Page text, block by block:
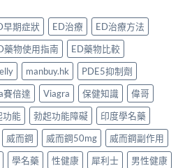
早期症狀 ED治療
ED治療方法
藥物使用指南
ED藥物比較
manbuy.hk
PDE5抑制劑
賽倍達 Viagra 保健知識
偉哥
功能 勃起功能障礙
印度學名藥
威而鋼 威而鋼50mg
威而鋼副作用
學名藥 性健康 犀利士
男性健康